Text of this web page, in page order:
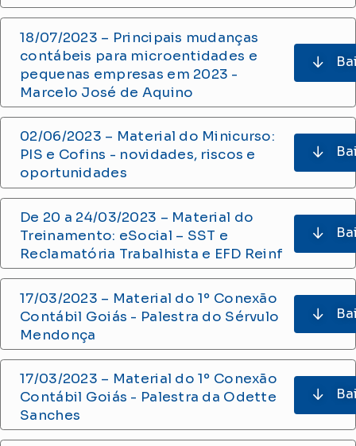
18/07/2023 – Principais mudanças
contábeis para microentidades e
pequenas empresas em 2023 -
Marcelo José de Aquino
02/06/2023 – Material do Minicurso:
PIS e Cofins - novidades, riscos e
oportunidades
De 20 a 24/03/2023 – Material do
Treinamento: eSocial – SST e
Reclamatória Trabalhista e EFD Reinf
17/03/2023 – Material do 1º Conexão
Contábil Goiás - Palestra do Sérvulo
Mendonça
17/03/2023 – Material do 1º Conexão
Contábil Goiás - Palestra da Odette
Sanches